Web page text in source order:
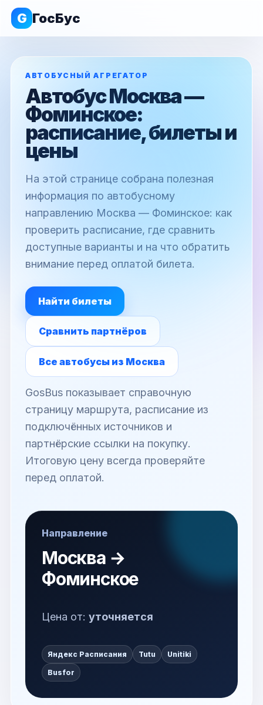
G ГосБус
АВТОБУСНЫЙ АГРЕГАТОР
Автобус Москва —
Фоминское:
расписание, билеты и
цены
На этой странице собрана полезная
информация по автобусному
направлению Москва — Фоминское: как
проверить расписание, где сравнить
доступные варианты и на что обратить
внимание перед оплатой билета.
Найти билеты
Сравнить партнёров
Все автобусы из Москва
GosBus показывает справочную
страницу маршрута, расписание из
подключённых источников и
партнёрские ссылки на покупку.
Итоговую цену всегда проверяйте
перед оплатой.
Направление
Москва →
Фоминское
Цена от: уточняется
Яндекс Расписания Tutu Unitiki
Busfor